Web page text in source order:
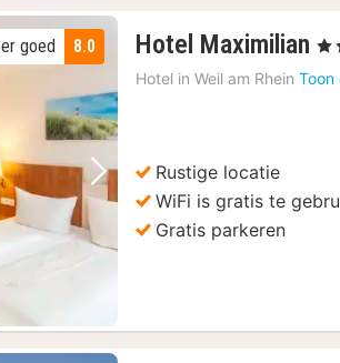
Volgende foto
8.0
goed Hotel Maximilian 1
, 3
Hotel in Weil am Rhein
Rustige locatie
WiFi is gratis te
Gratis parkeren